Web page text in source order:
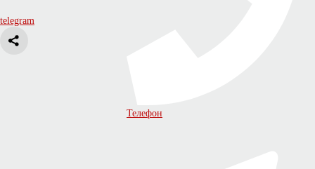
telegram
Телефон